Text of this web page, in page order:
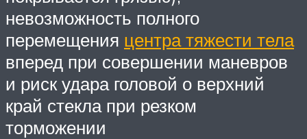
невозможность полного
перемещения центра тяжести тела
вперед при совершении маневров
и риск удара головой о верхний
край стекла при резком
торможении